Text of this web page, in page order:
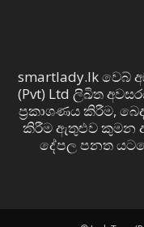
smartlady.lk වෙබ්
(Pvt) Ltd ලිඛිත
ප්‍රකාශණය කිරීම,
කිරීම ඇතුළුව කුමන
දේපල පනත